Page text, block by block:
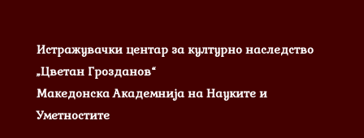
Истражувачки центар за културно наследство
„Цветан Грозданов“
Македонска Академнија на Науките и
Уметностите